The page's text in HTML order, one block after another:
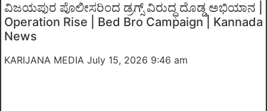
ವಿಜಯಪುರ ಪೊಲೀಸರಿಂದ ಡ್ರಗ್ಸ್ ವಿರುದ್ಧ ದೊಡ್ಡ ಅಭಿಯಾನ |
Operation Rise | Bed Bro Campaign | Kannada
News
KARIJANA MEDIA July 15, 2026 9:46 am